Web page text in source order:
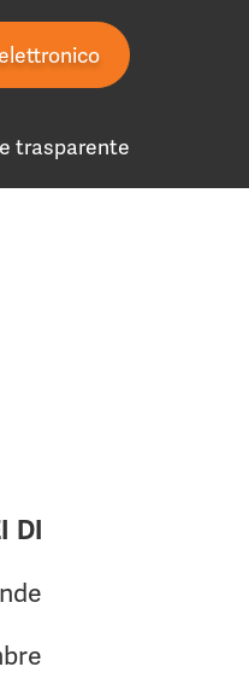
trasparente
DI